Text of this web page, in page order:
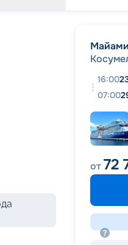
Майами
16:00
07:00
от72